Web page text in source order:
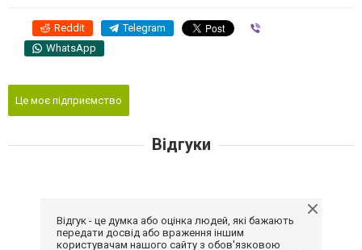
Reddit Telegram
WhatsApp
Це моє підприємство
Відгуки
Відгук - це думка або оцінка людей, які бажають
передати досвід або враження іншим
користувачам нашого сайту з обов'язковою